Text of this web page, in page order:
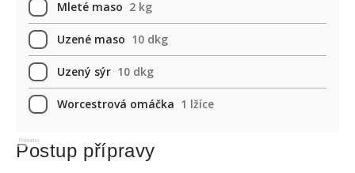
Mleté maso 2 kg
Uzené maso 10 dkg
Uzený sýr 10 dkg
Worcestrová omáčka 1 lžíce
Reklama
Postup přípravy